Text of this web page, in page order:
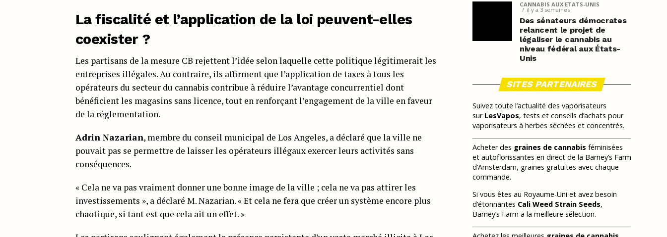
La fiscalité et l’application de la loi peuvent-elles
coexister ?
Les partisans de la mesure CB rejettent l’idée selon laquelle cette politique légitimerait les
entreprises illégales. Au contraire, ils affirment que l’application de taxes à tous les
opérateurs du secteur du cannabis contribue à réduire l’avantage concurrentiel dont
bénéficient les magasins sans licence, tout en renforçant l’engagement de la ville en faveur
de la réglementation.
Adrin Nazarian, membre du conseil municipal de Los Angeles, a déclaré que la ville ne
pouvait pas se permettre de laisser les opérateurs illégaux exercer leurs activités sans
conséquences.
« Cela ne va pas vraiment donner une bonne image de la ville ; cela ne va pas attirer les
investissements », a déclaré M. Nazarian. « Et cela ne fera que créer un système encore plus
chaotique, si tant est que cela ait un effet. »
CANNABIS AUX ETATS-UNIS
il y a 3 semaines
Des sénateurs démocrates
relancent le projet de
légaliser le cannabis au
niveau fédéral aux États-
Unis
SITES PARTENAIRES
Suivez toute l’actualité des vaporisateurs
sur LesVapos, tests et conseils d’achats pour
vaporisateurs à herbes séchées et concentrés.
Acheter des graines de cannabis féminisées
et autoflorissantes en direct de la Barney’s Farm
d’Amsterdam, graines gratuites avec chaque
commande.
Si vous êtes au Royaume-Uni et avez besoin
d’étonnantes Cali Weed Strain Seeds,
Barney’s Farm a la meilleure sélection.